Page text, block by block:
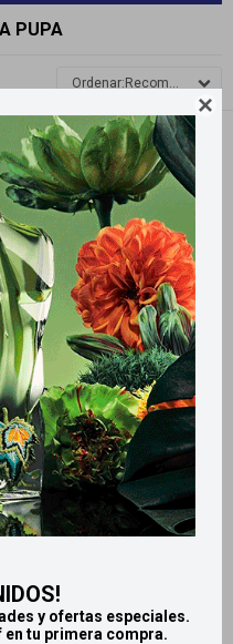

y ofertas especiales.
en tu primera compra.
PUPA
Recomendados
Quitar filtros
LlegaHOY
Llega en2 HS
Pupa Ultraflex máscara de